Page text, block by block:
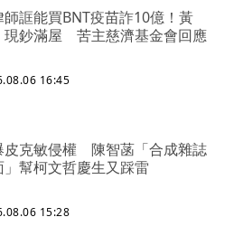
師誆能買BNT疫苗詐10億！黃
現鈔滿屋 苦主慈濟基金會回應
16:45
皮克敏侵權 陳智菡「合成雜誌
」幫柯文哲慶生又踩雷
15:28